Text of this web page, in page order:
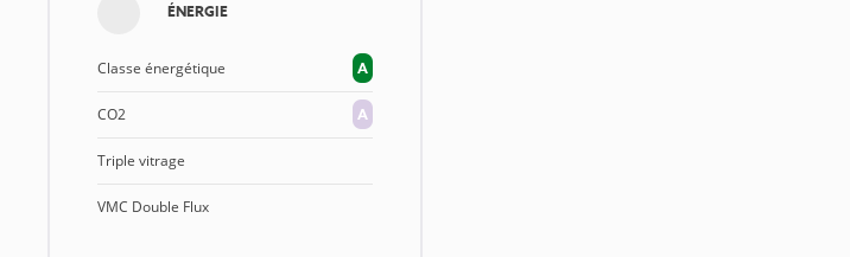
ÉNERGIE
Classe énergétique A
CO2 A
Triple vitrage
VMC Double Flux